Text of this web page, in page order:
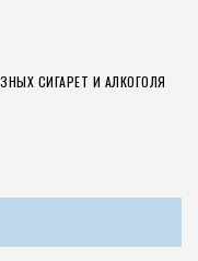
СИГАРЕТ И АЛКОГОЛЯ